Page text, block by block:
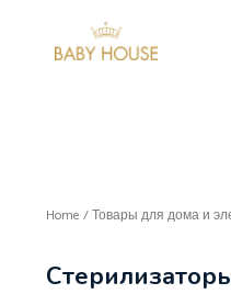
Home /Товары для дома и